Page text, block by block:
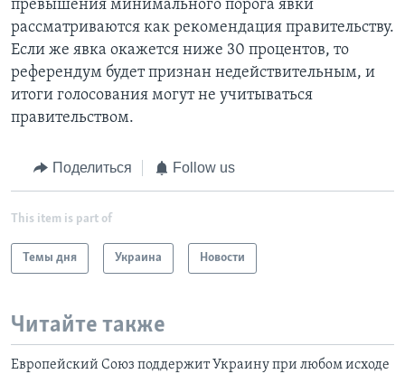
превышения минимального порога явки
рассматриваются как рекомендация правительству.
Если же явка окажется ниже 30 процентов, то
референдум будет признан недействительным, и
итоги голосования могут не учитываться
правительством.
Поделиться Follow us
This item is part of
Темы дня Украина Новости
Читайте также
Европейский Союз поддержит Украину при любом исходе